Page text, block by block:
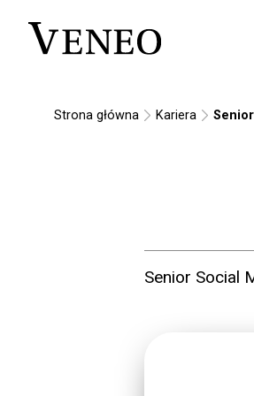
Strona główna Kariera
Senior Social